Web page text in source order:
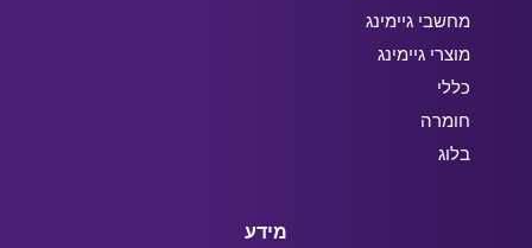
מחשבי גיימינג
מוצרי גיימינג
כללי
חומרה
בלוג
מידע